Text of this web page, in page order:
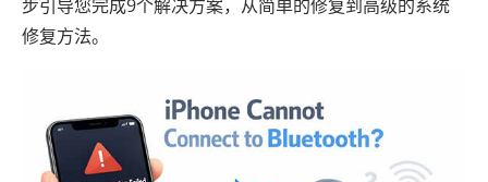
步引导您完成9个解决方案，从简单的修复到高级的系统
修复方法。